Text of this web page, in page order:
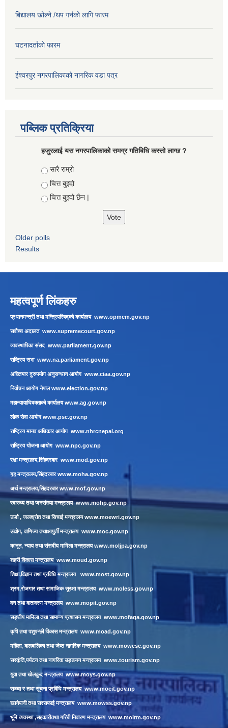
बिद्यालय खोल्ने /थप गर्नको लागि फारम
घटनादर्ताको फारम
ईश्वरपुर नगरपालिकाको नागरिक वडा पत्र
पब्लिक प्रतिक्रिया
हजुरलाई यस नगरपालिकाको समग्र गतिबिधि कस्तो लाग्छ ?
Choices
सारै राम्रो
चित्त बुझ्दो
चित्त बुझ्दो छैन |
Older polls
Results
महत्वपूर्ण लिंकहरु
प्रधानमन्त्री तथा मन्त्रिपरिषद्को कार्यालय www.opmcm.gov.np
सर्वोच्च अदालत www.supremecourt.gov.np
व्यवस्थापिका संसद www.parliament.gov.np
राष्ट्रिय सभा www.na.parliament.gov.np
अख्तियार दुरुपयोग अनुसन्धान आयोग www.ciaa.gov.np
निर्वाचन आयोग नेपालwww.election.gov.np
महान्यायाधिवक्ताको कार्यालयwww.ag.gov.np
लाेक सेवा आयाेगwww.psc.gov.np
राष्ट्रिय मानव अधिकार आयोग www.nhrcnepal.org
राष्ट्रिय योजना आयोग www.npc.gov.np
रक्षा मन्त्रालय,सिंहदरबार www.mod.gov.np
गृह मन्त्रालय,सिंहदरबारwww.moha.gov.np
अर्थ मन्त्रालय,सिंहदरबारwww.mof.gov.np
स्वास्थ्य तथा जनसंख्या मन्त्रालयwww.mohp.gov.np
उर्जा , जलश्रोत तथा सिचाई मन्त्रालयwww.moewri.gov.np
उद्योग, वाणिज्य तथाआपुर्ती मन्त्रालय www.moc.gov.np
कानून, न्याय तथा संसदीय मामिला मन्त्रालयwww.moljpa.gov.np
शहरी विकास मन्त्रालयwww.moud.gov.np
शिक्षा,विज्ञान तथा प्रविधि मन्त्रालय www.most.gov.np
श्रम,रोजगार तथा सामाजिक सुरक्षा मन्त्रालय www.moless.gov.np
वन तथा वातावरण मन्त्रालय www.mopit.gov.np
सङ्घीय मामिला तथा सामान्य प्रशासन मन्त्रालय www.mofaga.gov.np
कृषि तथा पशुपन्छी विकास मन्त्रालय www.moad.gov.np
महिला, बालबालिका तथा जेष्ठ नागरिक मन्त्रालय www.mowcsc.gov.np
सस्कृंति,पर्यटन तथा नागरिक उड्डयन मन्त्रालय www.tourism.gov.np
युवा तथा खेलकुद मन्त्रालय www.moys.gov.np
सञ्चा र तथा सूचना प्रविधि मन्त्रालय www.mocit.gov.np
खानेपानी तथा सरसफाई मन्त्रालय www.mowss.gov.np
भूमि व्यवस्था ,सहकारीतथा गरिबी निवारण मन्त्रालय www.molrm.gov.np